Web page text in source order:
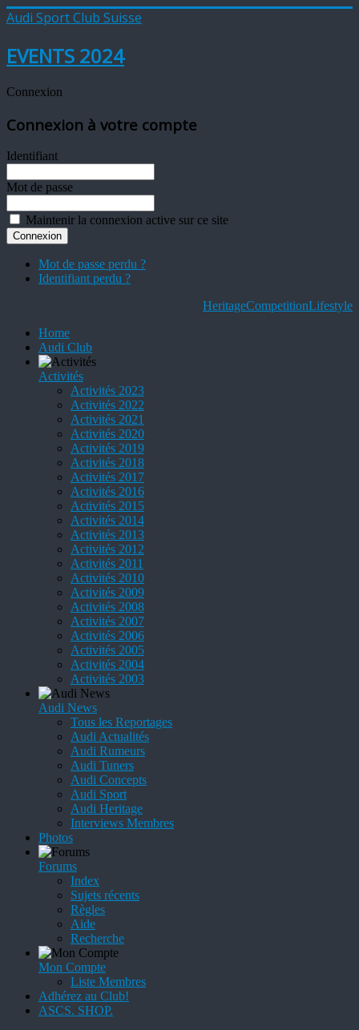
Audi Sport Club Suisse
EVENTS 2024
Connexion
Connexion à votre compte
Identifiant
Mot de passe
Maintenir la connexion active sur ce site
Mot de passe perdu ?
Identifiant perdu ?
HeritageCompetitionLifestyle
Home
Audi Club
Activités
Activités 2023
Activités 2022
Activités 2021
Activités 2020
Activités 2019
Activités 2018
Activités 2017
Activités 2016
Activités 2015
Activités 2014
Activités 2013
Activités 2012
Activités 2011
Activités 2010
Activités 2009
Activités 2008
Activités 2007
Activités 2006
Activités 2005
Activités 2004
Activités 2003
Audi News
Tous les Reportages
Audi Actualités
Audi Rumeurs
Audi Tuners
Audi Concepts
Audi Sport
Audi Heritage
Interviews Membres
Photos
Forums
Index
Sujets récents
Règles
Aide
Recherche
Mon Compte
Liste Membres
Adhérez au Club!
ASCS. SHOP.